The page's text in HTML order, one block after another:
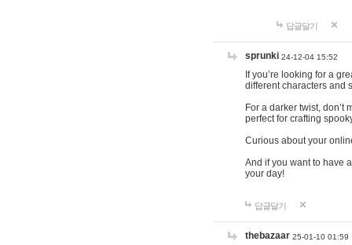
답글달기
sprunki 24-12-04 15:52
If you’re looking for a
different characters and
For a darker twist, don’t
perfect for crafting
Curious about your
And if you want to have
your day!
답글달기
thebazaar 25-01-10 01:59